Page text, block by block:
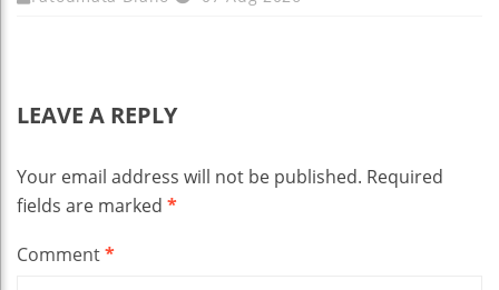
LEAVE A REPLY
Your email address will not be published. Required
fields are marked *
Comment*